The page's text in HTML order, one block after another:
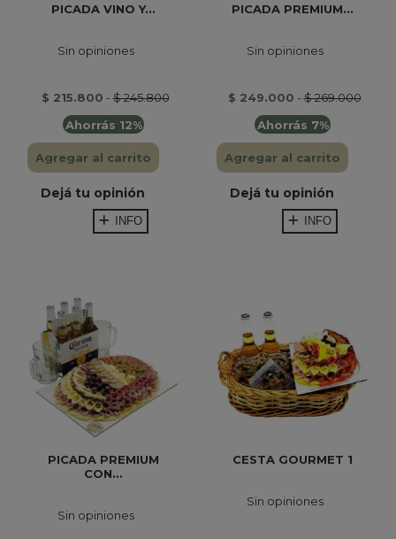
PICADA VINO Y...
Sin opiniones
$ 215.800 -$ 245.800
Ahorrás 12%
Agregar al carrito
Dejá tu opinión
INFO
PICADA PREMIUM...
Sin opiniones
$ 249.000 -$ 269.000
Ahorrás 7%
Agregar al carrito
Dejá tu opinión
INFO
PICADA PREMIUM
CON...
Sin opiniones
CESTA GOURMET 1
Sin opiniones